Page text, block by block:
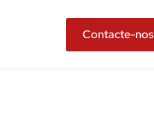
Contacte-nos